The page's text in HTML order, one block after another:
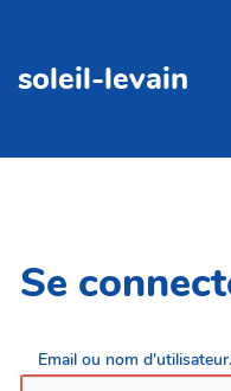
soleil-levain
Se
Email ou nom